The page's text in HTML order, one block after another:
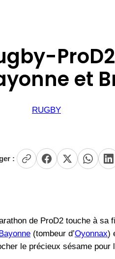
et
RUGBY
:
de ProD2 touche à sa
Bayonne (tombeur d’Oyonnax)
le précieux sésame pour